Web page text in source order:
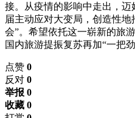
接。从疫情的影响中走出，迈
届主动应对大变局，创造性
会”。希望依托这一崭新的旅
国内旅游提振复苏再加“一把劲
点赞 0
反对 0
举报 0
收藏 0